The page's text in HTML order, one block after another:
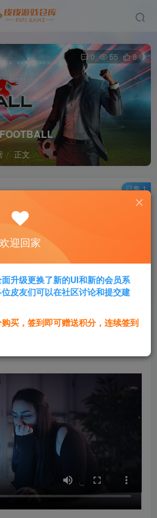
正文
0 55 8
看
2积分
超级会员免费
登录购买
已售 1
欢迎回家
升级更换了新的UI和新的会员系
皮友们可以在社区讨论和提交建
买，签到即可赠送积分，连续签到